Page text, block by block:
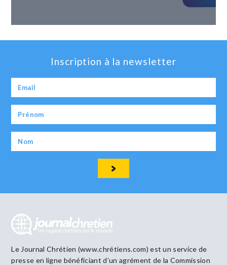
Inscription à la newsletter
Le Journal Chrétien (www.chrétiens.com) est un service de
presse en ligne bénéficiant d’un agrément de la Commission